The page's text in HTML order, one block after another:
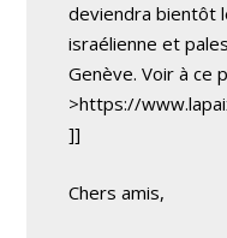
deviendra bientôt
israélienne et
Genève. Voir à ce
>https://
]]
Chers amis,